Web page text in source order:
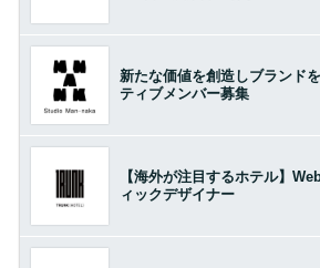
新たな価値を創造しブランド
ティブメンバー募集
【海外が注目するホテル】
ィックデザイナー